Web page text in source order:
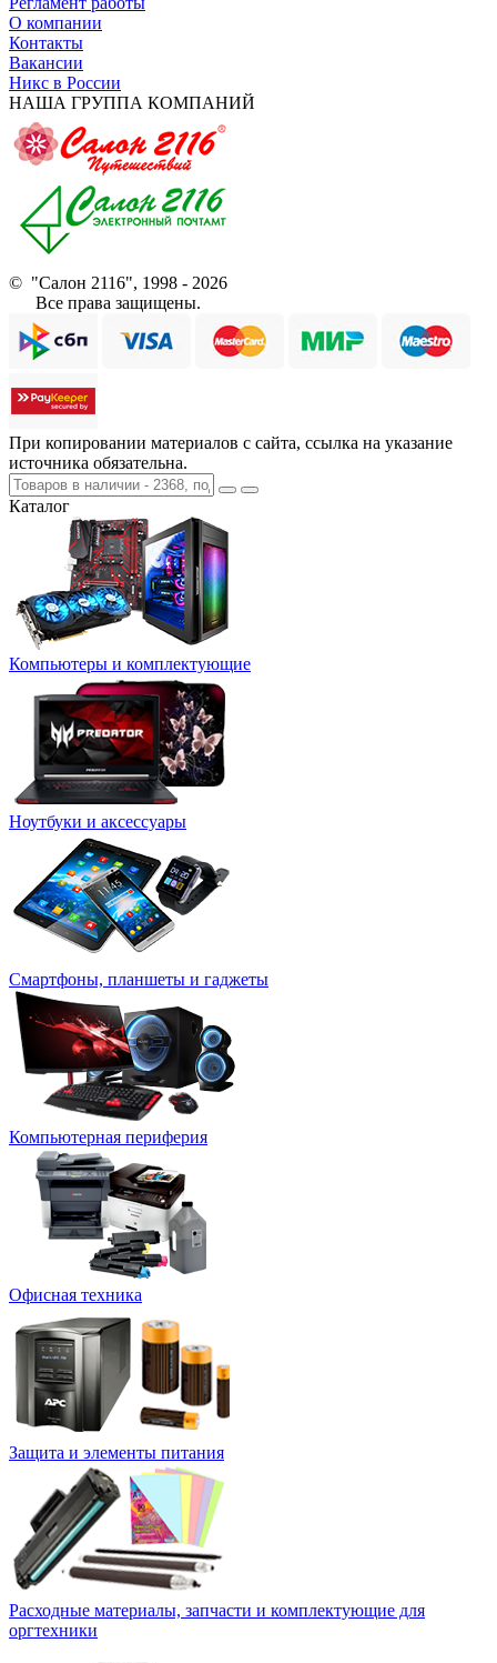
О компании
Контакты
Вакансии
Никс в России
НАША ГРУППА КОМПАНИЙ
© "Салон 2116", 1998 - 2026
Все права защищены.
При копировании материалов с сайта, ссылка на указание
источника обязательна.
Каталог
Компьютеры и комплектующие
Ноутбуки и аксессуары
Смартфоны, планшеты и гаджеты
Компьютерная периферия
Офисная техника
Защита и элементы питания
Расходные материалы, запчасти и комплектующие для
оргтехники